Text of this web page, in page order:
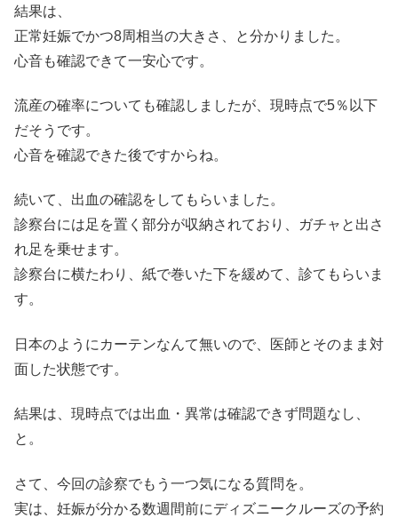
結果は、
正常妊娠でかつ8周相当の大きさ、と分かりました。
心音も確認できて一安心です。
流産の確率についても確認しましたが、現時点で5％以下
だそうです。
心音を確認できた後ですからね。
続いて、出血の確認をしてもらいました。
診察台には足を置く部分が収納されており、ガチャと出さ
れ足を乗せます。
診察台に横たわり、紙で巻いた下を緩めて、診てもらいま
す。
日本のようにカーテンなんて無いので、医師とそのまま対
面した状態です。
結果は、現時点では出血・異常は確認できず問題なし、
と。
さて、今回の診察でもう一つ気になる質問を。
実は、妊娠が分かる数週間前にディズニークルーズの予約